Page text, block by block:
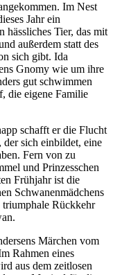
Im Nest
Jahr ein
hässliches Tier, das mit
außerdem statt des
sich gibt. Ida
Gnomy wie um ihre
gut schwimmen
die eigene Familie
schafft er die Flucht
sich einbildet, eine
Fern von zu
und Prinzesschen
Frühjahr ist die
Schwanenmädchens
triumphale Rückkehr
Märchen vom
Rahmen eines
aus dem zeitlosen